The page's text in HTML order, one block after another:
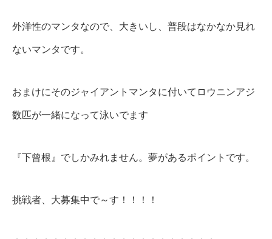
外洋性のマンタなので、大きいし、普段はなかなか見れ
ないマンタです。
おまけにそのジャイアントマンタに付いてロウニンアジ
数匹が一緒になって泳いでます
『下曾根』でしかみれません。夢があるポイントです。
挑戦者、大募集中で～す！！！！